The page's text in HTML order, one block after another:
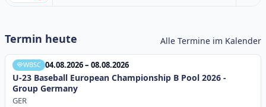
Termin heute Alle Termine im Kalender
WBSC 04.08.2026 – 08.08.2026
U-23 Baseball European Championship B Pool 2026 -
Group Germany
GER